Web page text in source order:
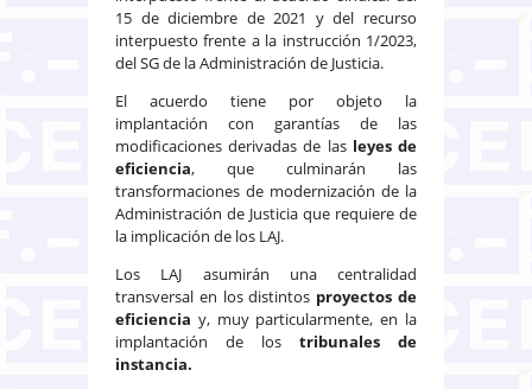
15 de diciembre de 2021 y del recurso
interpuesto frente a la instrucción 1/2023,
del SG de la Administración de Justicia.
El acuerdo tiene por objeto la
implantación con garantías de las
modificaciones derivadas de las leyes de
eficiencia, que culminarán las
transformaciones de modernización de la
Administración de Justicia que requiere de
la implicación de los LAJ.
Los LAJ asumirán una centralidad
transversal en los distintos proyectos de
eficiencia y, muy particularmente, en la
implantación de los tribunales de
instancia.